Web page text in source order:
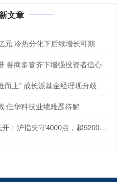
文章
元 冷热分化下后续增长可期
券商多管齐下增强投资者信心
而上” 成长派基金经理现分歧
佳华科技业绩难题待解
博泰配资 A股三大指数大幅低开：沪指失守4000点，超5200股飘绿